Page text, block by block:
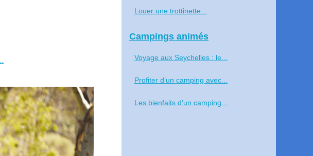
Louer une trottinette...
Campings animés
Voyage aux Seychelles : le...
Profiter d’un camping avec...
Les bienfaits d’un camping...